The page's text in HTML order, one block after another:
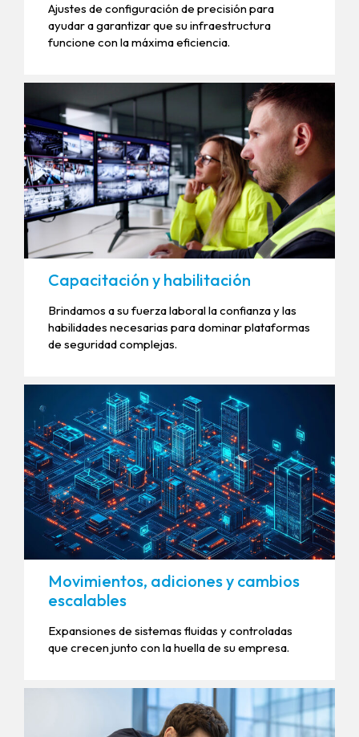
Ajustes de configuración de precisión para
ayudar a garantizar que su infraestructura
funcione con la máxima eficiencia.
Capacitación y habilitación
Brindamos a su fuerza laboral la confianza y las
habilidades necesarias para dominar plataformas
de seguridad complejas.
Movimientos, adiciones y cambios
escalables
Expansiones de sistemas fluidas y controladas
que crecen junto con la huella de su empresa.